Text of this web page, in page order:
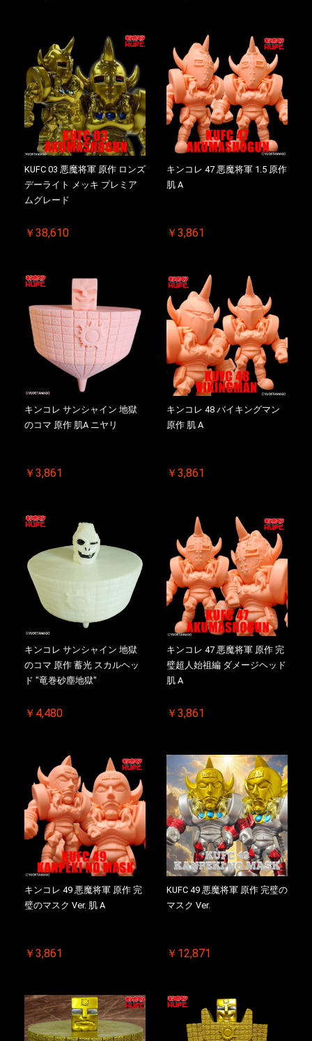
KUFC 03 悪魔将軍 原作 ロンズ
デーライト メッキ プレミア
ムグレード
￥38,610
キンコレ 47 悪魔将軍 1.5 原作
肌 A
￥3,861
キンコレ サンシャイン 地獄
のコマ 原作 肌A ニヤリ
￥3,861
キンコレ 48 バイキングマン
原作 肌 A
￥3,861
キンコレ サンシャイン 地獄
のコマ 原作 蓄光 スカルヘッ
ド "竜巻砂塵地獄"
￥4,480
キンコレ 47 悪魔将軍 原作 完
璧超人始祖編 ダメージヘッド
肌 A
￥3,861
キンコレ 49 悪魔将軍 原作 完
璧のマスク Ver. 肌 A
￥3,861
KUFC 49 悪魔将軍 原作 完璧の
マスク Ver.
￥12,871